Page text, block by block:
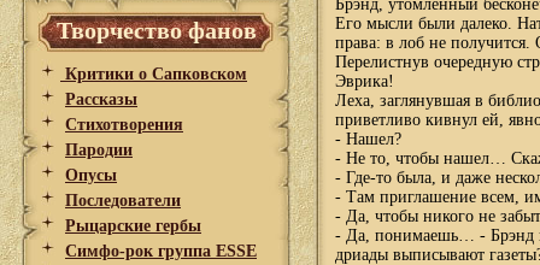
Творчество фанов
Критики о Сапковском
Рассказы
Стихотворения
Пародии
Опусы
Последователи
Рыцарские гербы
Симфо-рок группа ESSE
Брэнд, утомленный
Его мысли были далеко.
права: в лоб не получится.
Перелистнув очередную
Эврика!
Леха, заглянувшая в
приветливо кивнул ей,
- Нашел?
- Не то, чтобы нашел…
- Где-то была, и даже
- Там приглашение всем,
- Да, чтобы никого не
- Да, понимаешь… - Брэнд
дриады выписывают